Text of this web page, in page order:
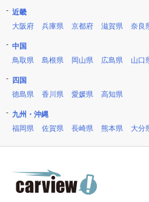
近畿
大阪府
兵庫県 京都府 滋賀県 奈良
中国
鳥取県
島根県 岡山県 広島県 山口
四国
徳島県
香川県 愛媛県 高知県
九州・沖縄
福岡県
佐賀県 長崎県 熊本県 大分